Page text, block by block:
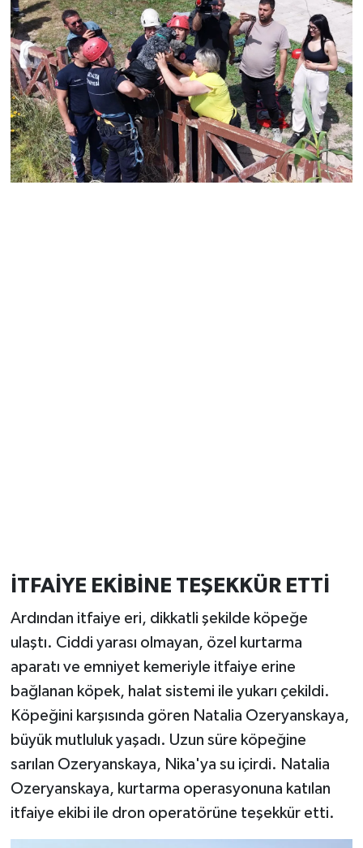
İTFAİYE EKİBİNE TEŞEKKÜR ETTİ
Ardından itfaiye eri, dikkatli şekilde köpeğe
ulaştı. Ciddi yarası olmayan, özel kurtarma
aparatı ve emniyet kemeriyle itfaiye erine
bağlanan köpek, halat sistemi ile yukarı çekildi.
Köpeğini karşısında gören Natalia Ozeryanskaya,
büyük mutluluk yaşadı. Uzun süre köpeğine
sarılan Ozeryanskaya, Nika'ya su içirdi. Natalia
Ozeryanskaya, kurtarma operasyonuna katılan
itfaiye ekibi ile dron operatörüne teşekkür etti.